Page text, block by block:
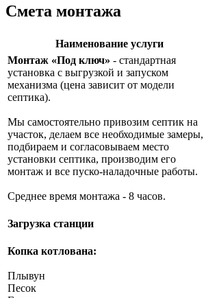
Смета монтажа
Наименование услуги
Монтаж «Под ключ» - стандартная
установка с выгрузкой и запуском
механизма (цена зависит от модели
септика).
Мы самостоятельно привозим септик на
участок, делаем все необходимые замеры,
подбираем и согласовываем место
установки септика, производим его
монтаж и все пуско-наладочные работы.
Среднее время монтажа - 8 часов.
Загрузка станции
Копка котлована:
Плывун
Песок